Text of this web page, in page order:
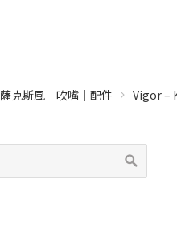
薩克斯風｜吹嘴｜配件 Vigor –